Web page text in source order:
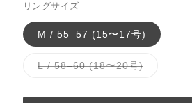
ル
バ
ー
リングサイズ
M / 55–57 (15〜17号)
L / 58–60 (18〜20号)バ
ー